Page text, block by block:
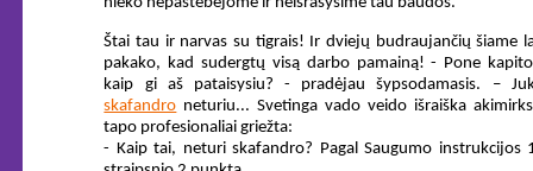
Štai tau ir narvas su tigrais! Ir dviejų budraujančių šiame
pakako, kad sudergtų visą darbo pamainą! - Pone
kaip gi aš pataisysiu? - pradėjau šypsodamasis. –
skafandro neturiu... Svetinga vado veido išraiška
tapo profesionaliai griežta:
- Kaip tai, neturi skafandro? Pagal Saugumo instrukcijos